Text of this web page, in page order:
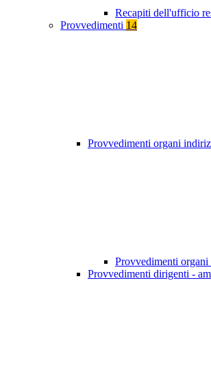
Recapiti dell'ufficio
Provvedimenti 14
Provvedimenti organi
Provvedimenti
Provvedimenti dirigenti -